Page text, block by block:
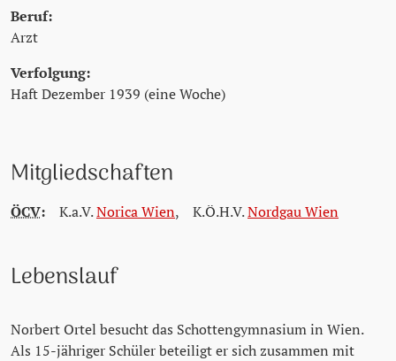
Beruf:
Arzt
Verfolgung:
Haft Dezember 1939 (eine Woche)
Mitgliedschaften
ÖCV: K.a.V.Norica Wien, K.Ö.H.V.Nordgau Wien
Lebenslauf
Norbert Ortel besucht das Schottengymnasium in Wien.
Als 15-jähriger Schüler beteiligt er sich zusammen mit